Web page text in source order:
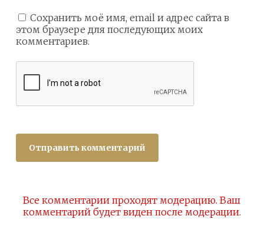
Сохранить моё имя, email и адрес сайта в
этом браузере для последующих моих
комментариев.
Все комментарии проходят модерацию. Ваш
комментарий будет виден после модерации.